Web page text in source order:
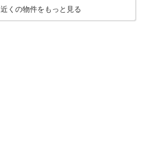
近くの物件をもっと見る